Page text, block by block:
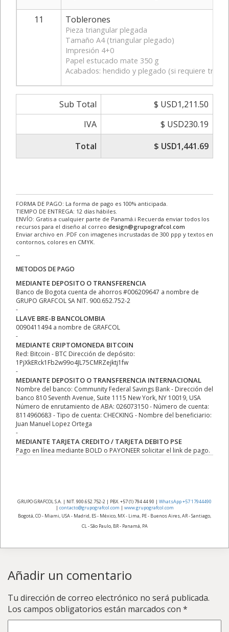
11 Toblerones
Pieza triangular plegada
Tamaño A4 (triangular plegado)
Impresión 4+0
Papel estucado mate 350 g
Acabados: hendido y plegado (si requiere
Sub Total
$ USD1,211.50
IVA
$ USD230.19
Total
$ USD1,441.69
FORMA DE PAGO: La forma de pago es 100% anticipada.
TIEMPO DE ENTREGA: 12 días hábiles.
ENVÍO: Gratis a cualquier parte de Panamá.ℹ Recuerda enviar todos los
recursos para el diseño al correo design@grupografcol.com
Enviar archivo en .PDF con imagenes incrustadas de 300 ppp y textos en
contornos, colores en CMYK.
--
METODOS DE PAGO
MEDIANTE DEPOSITO O TRANSFERENCIA
Banco de Bogota cuenta de ahorros #006209647 a nombre de
GRUPO GRAFCOL SA NIT. 900.652.752-2
-
LLAVE BRE-B BANCOLOMBIA
0090411494 a nombre de GRAFCOL
-
MEDIANTE CRIPTOMONEDA BITCOIN
Red: Bitcoin - BTC Dirección de depósito:
1PjXkERck1Fb2w99o4JL75CMRZejktj1fw
-
MEDIANTE DEPOSITO O TRANSFERENCIA INTERNACIONAL
Nombre del banco: Community Federal Savings Bank - Dirección del
banco 810 Seventh Avenue, Suite 1115 New York, NY 10019, USA
Número de enrutamiento de ABA: 026073150 - Número de cuenta:
8114960683 - Tipo de cuenta: CHECKING - Nombre del beneficiario:
Juan Manuel Lopez Ortega
-
MEDIANTE TARJETA CREDITO / TARJETA DEBITO PSE
Pago en línea mediante BOLD o PAYONEER solicitar el link de pago.
GRUPO GRAFCOL S.A. | NIT. 900.652.752-2 | PBX. +57 (1) 794 44 90 | WhatsApp +57 17944490
| contacto@grupografcol.com | www.grupografcol.com
Bogotá, CO - Miami, USA - Madrid, ES - México, MX - Lima, PE - Buenos Aires, AR - Santiago,
CL - São Paulo, BR - Panamá, PA
Añadir un comentario
Tu dirección de correo electrónico no será publicada.
Los campos obligatorios están marcados con *